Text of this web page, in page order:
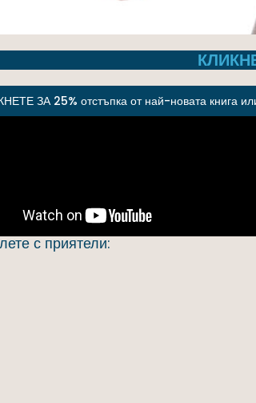
ЗА 25% отстъпка от най-новата книга
с приятели: